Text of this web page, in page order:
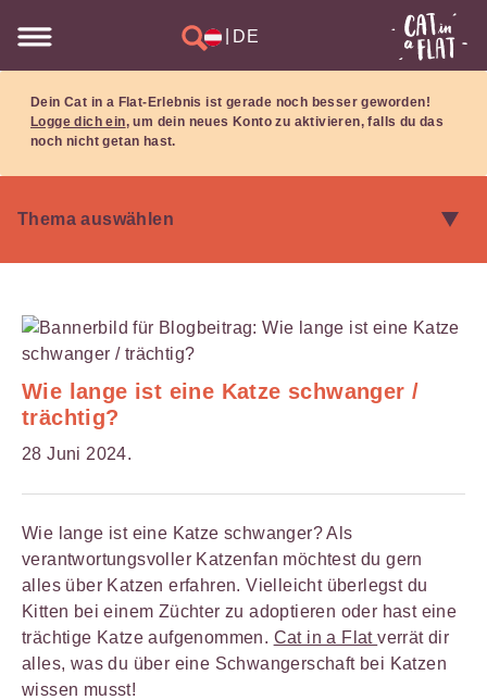
DE
Dein Cat in a Flat-Erlebnis ist gerade noch besser geworden!
Logge dich ein, um dein neues Konto zu aktivieren, falls du das
noch nicht getan hast.
Wie lange ist eine Katze schwanger /
trächtig?
28 Juni 2024.
Wie lange ist eine Katze schwanger? Als
verantwortungsvoller Katzenfan möchtest du gern
alles über Katzen erfahren. Vielleicht überlegst du
Kitten bei einem Züchter zu adoptieren oder hast eine
trächtige Katze aufgenommen. Cat in a Flatverrät dir
alles, was du über eine Schwangerschaft bei Katzen
wissen musst!